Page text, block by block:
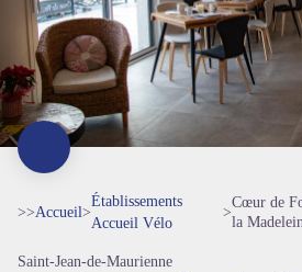
>>Accueil>
Établissements
Accueil Vélo
>
Cœur de
la
Saint-Jean-de-Maurienne